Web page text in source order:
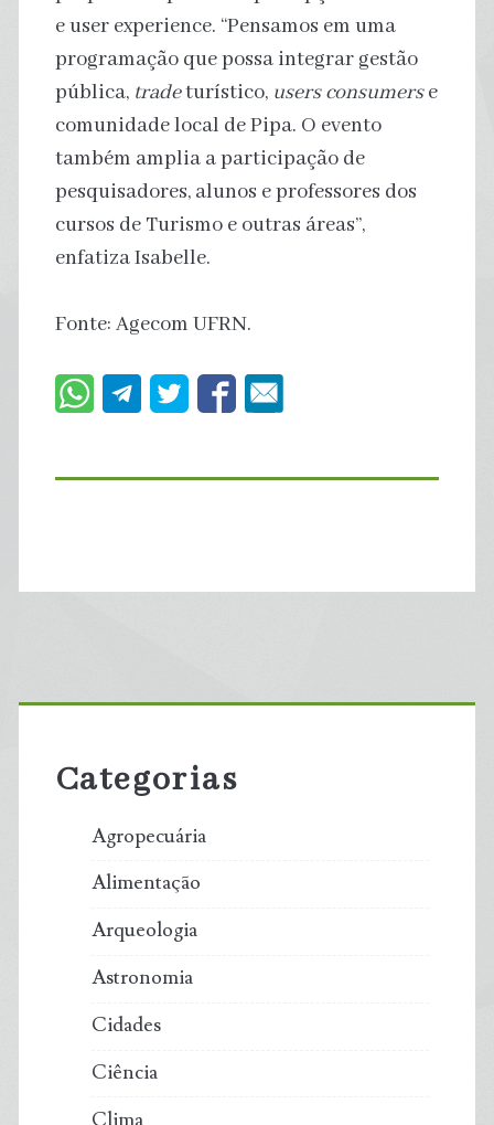
e user experience. “Pensamos em uma
programação que possa integrar gestão
pública, tradeturístico, users consumerse
comunidade local de Pipa. O evento
também amplia a participação de
pesquisadores, alunos e professores dos
cursos de Turismo e outras áreas”,
enfatiza Isabelle.
Fonte: Agecom UFRN.
Primary
Sidebar
Categorias
Agropecuária
Alimentação
Arqueologia
Astronomia
Cidades
Ciência
Clima